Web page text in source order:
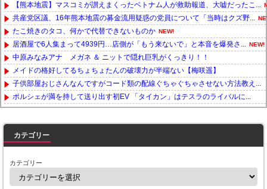
【熊本地震】マスコミが讃えまくったベトナム人が救助報道、大嘘だったこ...
共産党区議、16年熊本地震の募金流用疑惑の党員について「当時はクズ野...
たこ焼きのタコ、何かで代替できないものか NEW!
居酒屋で6人集まって4939円…店側が「もう来ないで」と本音を爆発さ... NEW!
中原みなみアナ メガネ ＆ ニットで隠れ巨乳がくっきり！！
メイドの格好してるちょちょたんの破壊力が半端ない【梅咲遥】
子供部屋おじさんなんですがコード類の配線ぐちゃぐちゃさせない方法教え...
ポルシェが満を持して送り出す初EV 「タイカン」はテスラのライバルに...
カテゴリー
カテゴリー